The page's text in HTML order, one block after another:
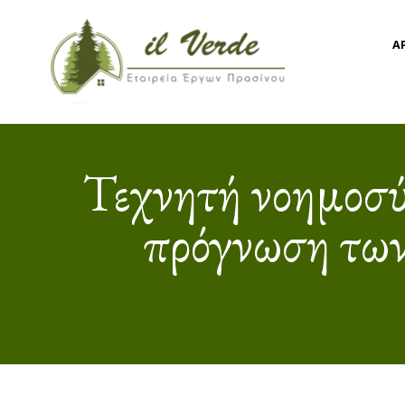
Τεχνητή
πρόγνωση των